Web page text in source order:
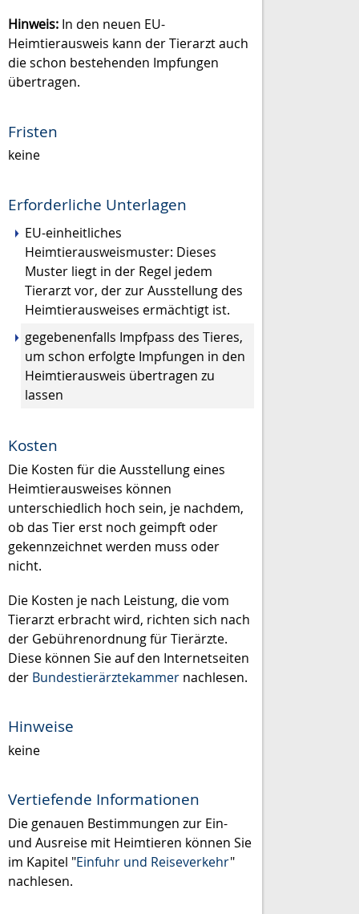
Hinweis: In den neuen EU-
Heimtierausweis kann der Tierarzt auch
die schon bestehenden Impfungen
übertragen.
Fristen
keine
Erforderliche Unterlagen
EU-einheitliches
Heimtierausweismuster: Dieses
Muster liegt in der Regel jedem
Tierarzt vor, der zur Ausstellung des
Heimtierausweises ermächtigt ist.
gegebenenfalls Impfpass des Tieres,
um schon erfolgte Impfungen in den
Heimtierausweis übertragen zu
lassen
Kosten
Die Kosten für die Ausstellung eines
Heimtierausweises können
unterschiedlich hoch sein, je nachdem,
ob das Tier erst noch geimpft oder
gekennzeichnet werden muss oder
nicht.
Die Kosten je nach Leistung, die vom
Tierarzt erbracht wird, richten sich nach
der Gebührenordnung für Tierärzte.
Diese können Sie auf den Internetseiten
der Bundestierärztekammer nachlesen.
Hinweise
keine
Vertiefende Informationen
Die genauen Bestimmungen zur Ein-
und Ausreise mit Heimtieren können Sie
im Kapitel "Einfuhr und Reiseverkehr"
nachlesen.